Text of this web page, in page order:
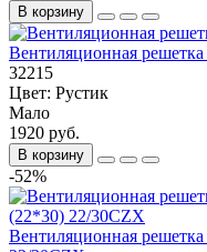
В корзину
Вентиляционная
32215
Цвет: Рустик
Мало
1920 руб.
В корзину
-52%
Вентиляционная